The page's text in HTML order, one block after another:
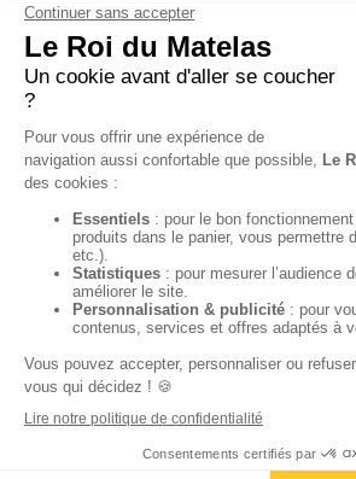
Conditions des offres
Soldes
Conditions Générales de vente magasin
Conditions Générales de vente internet
Mentions Légales
Données personnelles
Codes promo Le Roi du Matelas
Copyright © 2022. All rights reserved.